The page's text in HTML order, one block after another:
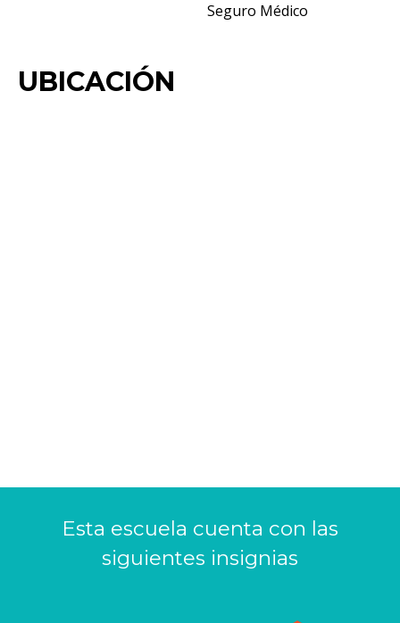
Seguro Médico
UBICACIÓN
Esta escuela cuenta con las
siguientes insignias